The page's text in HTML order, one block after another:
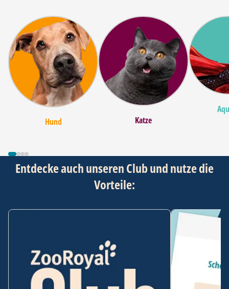
Hund Katze
Entdecke auch unseren Club und nutze die
Vorteile: